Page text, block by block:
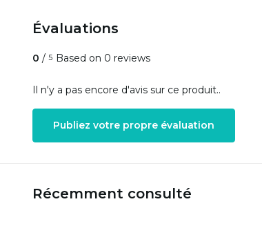
Évaluations
0 / 5 Based on 0 reviews
Il n'y a pas encore d'avis sur ce produit..
Publiez votre propre évaluation
Récemment consulté